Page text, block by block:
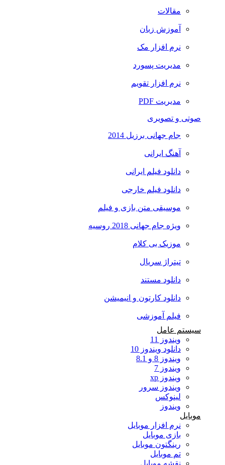
مقالات
آموزش زبان
نرم افزار مک
مدیریت پسورد
نرم افزار تقویم
مدیریت PDF
صوتی و تصویری
جام جهانی برزیل 2014
آهنگ ایرانی
دانلود فیلم ایرانی
دانلود فیلم خارجی
موسیقی متن بازی و فیلم
ویژه جام جهانی 2018 روسیه
موزیک بی کلام
تیتراژ سریال
دانلود مستند
دانلود کارتون و انیمیشن
فیلم آموزشی
سیستم عامل
ویندوز 11
دانلود ویندوز 10
ویندوز 8 و 8.1
ویندوز 7
ویندوز xp
ویندوز سرور
لینوکس
ویندوز
موبایل
نرم افزار موبایل
بازی موبایل
رینگتون موبایل
تم موبایل
نقشه موبایل